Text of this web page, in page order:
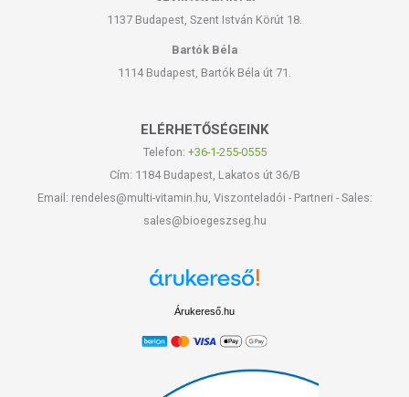
1137 Budapest, Szent István Körút 18.
Bartók Béla
1114 Budapest, Bartók Béla út 71.
ELÉRHETŐSÉGEINK
Telefon: +36-1-255-0555
Cím: 1184 Budapest, Lakatos út 36/B
Email: rendeles@multi-vitamin.hu, Viszonteladói - Partneri - Sales:
sales@bioegeszseg.hu
Árukereső.hu